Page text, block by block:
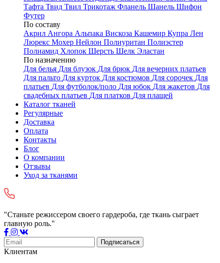
Тафта Твид Твил Трикотаж Фланель Шанель Шифон
Футер
По составу
Акрил Ангора Альпака Вискоза Кашемир Купра Лен
Люрекс Мохер Нейлон Полиуритан Полиэстер
Полиамид Хлопок Шерсть Шелк Эластан
По назначению
Для белья Для блузок Для брюк Для вечерних платьев
Для пальто Для курток Для костюмов Для сорочек Для
платьев Для футболок/поло Для юбок Для жакетов Для
свадебных платьев Для платков Для плащей
Каталог тканей
Регулярные
Доставка
Оплата
Контакты
Блог
О компании
Отзывы
Уход за тканями
"Станьте режиссером своего гардероба, где ткань сыграет
главную роль."
Подписаться
Клиентам